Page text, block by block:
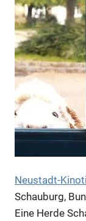
Neustadt-
Schauburg,
Eine Herde